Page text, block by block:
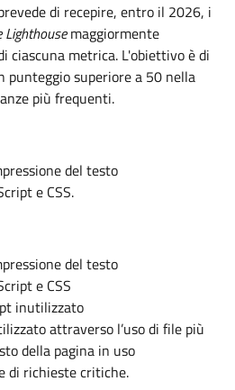
di recepire, entro il 2026, i
Lighthousemaggiormente
ciascuna metrica. L'obiettivo è di
punteggio superiore a 50 nella
più frequenti.
del testo
e CSS.
del testo
e CSS
inutilizzato
attraverso l’uso di file più
della pagina in uso
di richieste critiche.